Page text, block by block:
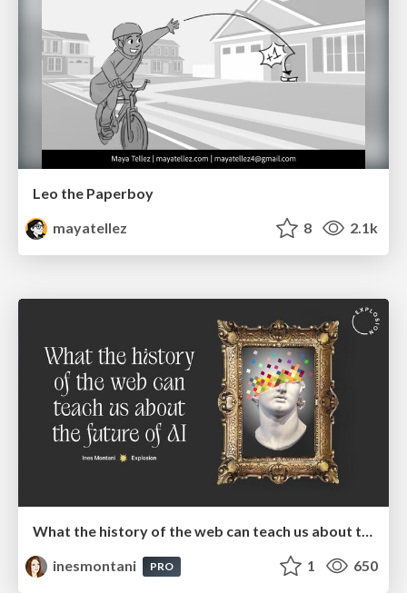
Leo the Paperboy
mayatellez
8 2.1k
What the history of the web can teach us about the future of AI
inesmontani
PRO 1 650